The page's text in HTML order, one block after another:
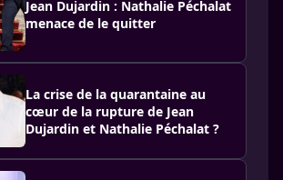
Jean Dujardin : Nathalie Péchalat
menace de le quitter
La crise de la quarantaine au
cœur de la rupture de Jean
Dujardin et Nathalie Péchalat ?